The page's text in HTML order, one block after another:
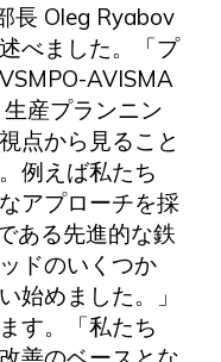
長 Oleg Ryabov
べました。「プ
AVISMA
産プランニン
点から見ること
例えば私たち
アプローチを採
ある先進的な鉄
ドのいくつか
始めました。」
す。「私たち